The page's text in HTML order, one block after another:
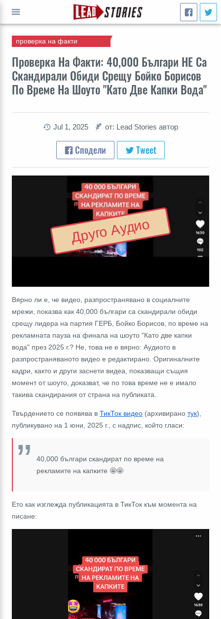
Проверка На Факти: 40,000 Българи НЕ Са
Скандирали Обиди Срещу Бойко Борисов
По Време На Шоуто "Като Две Капки Вода"
проверка на факти
Jul 1, 2025 от: Lead Stories автор
Сподели Tweet
Друго Аудио
Вярно ли е, че видео, разпространявано в социалните
мрежи, показва как 40,000 българи са скандирали обиди
срещу лидера на партия ГЕРБ, Бойко Борисов, по време на
рекламната пауза на финала на шоуто "Като две капки
вода" през 2025 г.? Не, това не е вярно: Аудиото в
разпространяваното видео е редактирано. Оригиналните
кадри, както и други заснети видеа, показващи същия
момент от шоуто, доказват, че по това време не е имало
такива скандирания от страна на публиката.
Твърдението се появява в ТикТок видео (архивирано тук),
публикувано на 1 юни, 2025 г., с надпис, който гласи:
40,000 българи скандират по време на
рекламите на капките 🤩🤩
Ето как изглежда публикацията в ТикТок към момента на
писане:
СТАРТ